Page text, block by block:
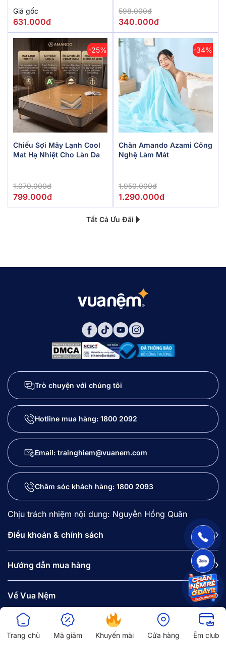
Giá gốc
631.000đ
598.000đ
340.000đ
-25%
Chiếu Sợi Mây Lạnh Cool
Mat Hạ Nhiệt Cho Làn Da
1.070.000đ
799.000đ
-34%
Chăn Amando Azami Công
Nghệ Làm Mát
1.950.000đ
1.290.000đ
Tất Cả Ưu Đãi
Trang chủ Mã giảm Khuyến mãi Cửa hàng Êm club
Trò chuyện với chúng tôi
Hotline mua hàng: 1800 2092
Email: trainghiem@vuanem.com
Chăm sóc khách hàng: 1800 2093
Chịu trách nhiệm nội dung: Nguyễn Hồng Quân
Điều khoản & chính sách
Hướng dẫn mua hàng
Về Vua Nệm
Danh mục sản phẩm